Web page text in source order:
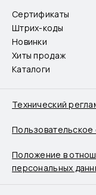
Сертификаты
Штрих-коды
Новинки
Хиты продаж
Каталоги
Технический
Пользовательское
Положение в
персональных